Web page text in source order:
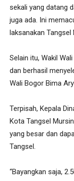
sekali yang datang
juga ada. Ini
laksanakan
Selain itu, Wakil
dan berhasil
Wali Bogor Bima
Terpisah, Kepala
Kota Tangsel
yang besar dan
Tangsel.
“Bayangkan saja,